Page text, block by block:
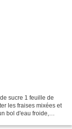
sucre 1 feuille de
les fraises mixées et
bol d'eau froide,